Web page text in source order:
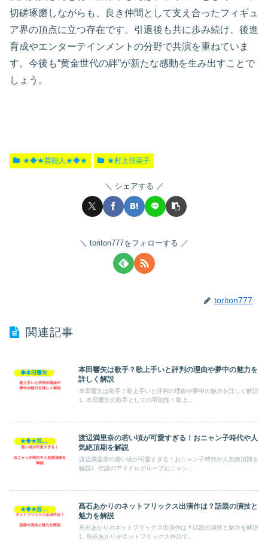
切磋琢磨しながらも、良き仲間として支え合ったフィギュ
ア界の頂点に立つ存在です。引退後も共に歩み続け、後進
育成やエンターテインメントの分野で共演を重ねていま
す。今後も“黄金世代の絆”が新たな感動を生み出すことで
しょう。
★◆★芸能人★◆★ ★村上佳菜子
シェアする
toriton777をフォローする
toriton777
関連記事
◆本田響矢
本田響矢は歌手？歌上手いと評判の理由や夢中の魅力を
詳しく解説
本田響矢は歌手？歌上手いと評判の理由や夢中の魅力を詳しく解説
1. 本田響矢の歌手としての可能性！歌上...
★◆★芸能人★◆★
渡辺満里奈の若い頃が可愛すぎる！おニャン子時代や人
気絶頂期を解説
渡辺満里奈の若い頃が可愛すぎる！おニャン子時代や人気絶頂期を
解説1. 伝説のアイドルグループおニャン...
★◆★芸能人★◆★
髙石あかりのネットフリックス出演作は？話題の演技と
魅力を解説
髙石あかりのネットフリックス出演作は？話題の演技と魅力を解説
1. 髙石あかりがネットフリックス作品で...